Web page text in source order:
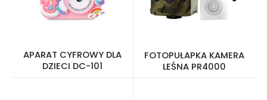
APARAT CYFROWY DLA
DZIECI DC-101
FOTOPUŁAPKA KAMERA
LEŚNA PR4000